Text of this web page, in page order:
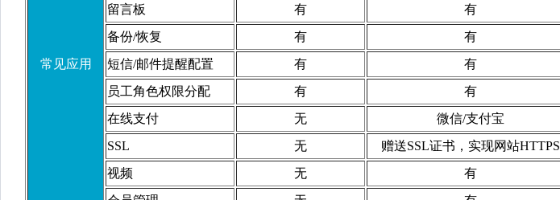
常见应用
留言板
有 有
备份/恢复
有 有
短信/邮件提醒配置
有 有
员工角色权限分配
有 有
在线支付
无 微信/支付宝
SSL
无 赠送SSL证书，实现网站HTTPS
视频
无 有